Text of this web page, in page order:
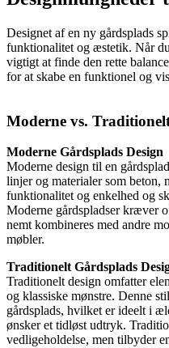
Designet af en ny gårdsplads
funktionalitet og æstetik. Når
vigtigt at finde den rette
for at skabe en funktionel og
Moderne vs.
Moderne Gårdsplads Design
Moderne design til en
linjer og materialer som beton,
funktionalitet og enkelhed og
Moderne gårdspladser kræver
nemt kombineres med andre
møbler.
Traditionelt Gårdsplads
Traditionelt design omfatter
og klassiske mønstre. Denne
gårdsplads, hvilket er ideelt i
ønsker et tidløst udtryk.
vedligeholdelse, men tilbyder